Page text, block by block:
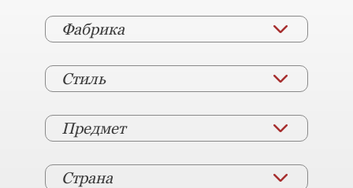
Фабрика
Стиль
Предмет
Страна